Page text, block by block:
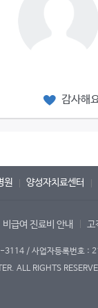
감사해
원 양성자치료센터
비급여 진료비 안내 고
3114 / 사업자등록번호
ALL RIGHTS